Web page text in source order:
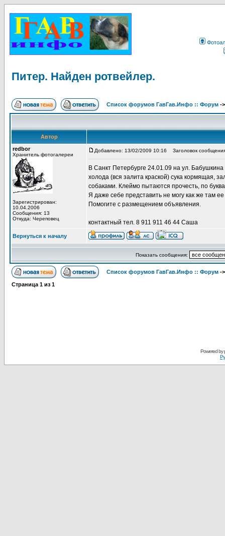
Питер. Найден ротвейлер.
Список форумов ГавГав.Инфо :: Форум -
Автор
redbor
Хранитель фотогалереи
Зарегистрирован:
10.04.2006
Сообщения: 13
Откуда: Череповец
Добавлено: 13/02/2009 10:16 Заголовок
В Санкт Петербурге 24.01.09 на ул.
холода (вся залита краской) сука кормящая,
собаками. Клеймо пытаются прочесть, по
Я даже себе представить не могу как же там
Помогите с размещением объявления.
контактный тел. 8 911 911 46 44 Саша
Вернуться к началу
Показать сообщения:
Список форумов ГавГав.Инфо :: Форум -
Страница 1 из 1
Powered by